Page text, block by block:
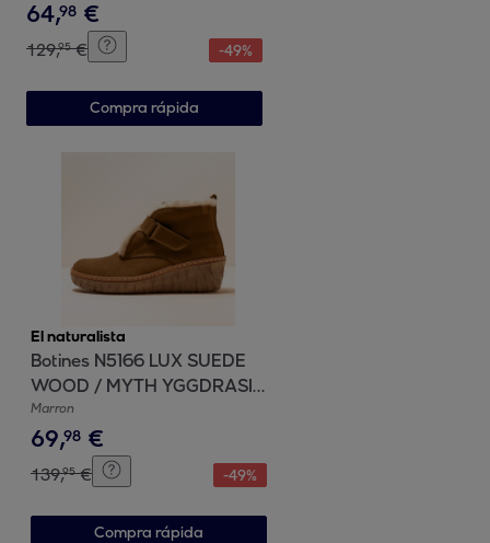
64,98 €
129,95 € -49%
Compra rápida
El naturalista
Botines N5166 LUX SUEDE
WOOD / MYTH YGGDRASIL
color Wood
Marron
69,98 €
139,95 € -49%
Compra rápida